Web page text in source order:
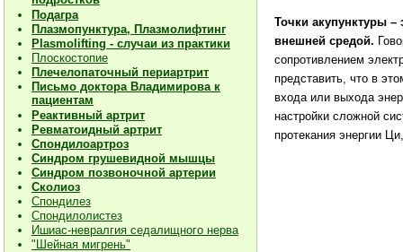
Подагра
Плазмопунктура, Плазмолифтинг
Plasmolifting - случаи из практики
Плоскостопие
Плечелопаточный периартрит
Письмо доктора Владимирова к
пациентам
Реактивный артрит
Ревматоидный артрит
Спондилоартроз
Синдром грушевидной мышцы
Синдром позвоночной артерии
Сколиоз
Спондилез
Спондилолистез
Ишиас-невралгия седалищного нерва
"Шейная мигрень"
Точки акупунктуры –
внешней средой.
сопротивлением
представить, что в
входа или выхода
настройки сложной
протекания энергии